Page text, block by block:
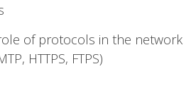
of protocols in the network
HTTPS, FTPS)